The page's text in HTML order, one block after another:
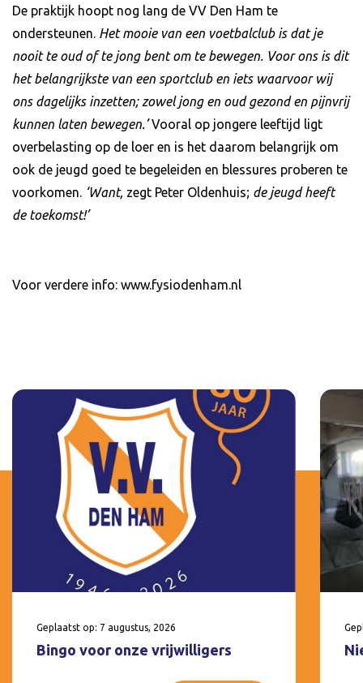
De praktijk hoopt nog lang de VV Den Ham te
ondersteunen. Het mooie van een voetbalclub is dat je
nooit te oud of te jong bent om te bewegen. Voor ons is dit
het belangrijkste van een sportclub en iets waarvoor wij
ons dagelijks inzetten; zowel jong en oud gezond en pijnvrij
kunnen laten bewegen.’Vooral op jongere leeftijd ligt
overbelasting op de loer en is het daarom belangrijk om
ook de jeugd goed te begeleiden en blessures proberen te
voorkomen. ‘Want, zegt Peter Oldenhuis; de jeugd heeft
de toekomst!’
Voor verdere info: www.fysiodenham.nl
Geplaatst op: 7 augustus, 2026
Bingo voor onze vrijwilligers